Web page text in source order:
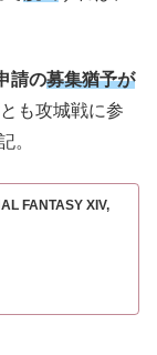
請の募集猶予が
も攻城戦に参
。
FANTASY XIV,